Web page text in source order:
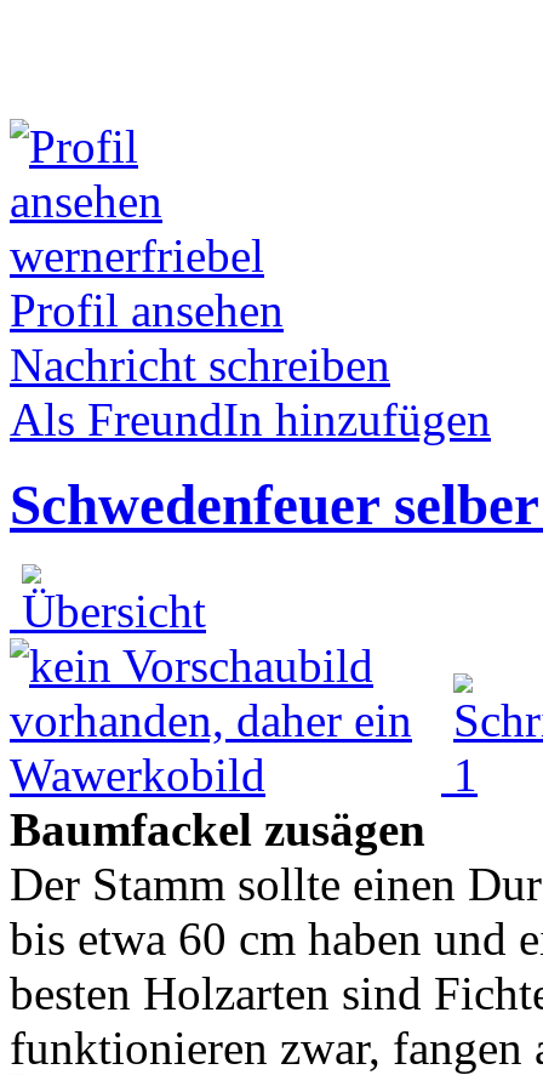
wernerfriebel
Profil ansehen
Nachricht schreiben
Als FreundIn hinzufügen
Schwedenfeuer
Baumfackel zusägen
Der Stamm sollte einen
bis etwa 60 cm haben und
besten Holzarten sind
funktionieren zwar, fangen